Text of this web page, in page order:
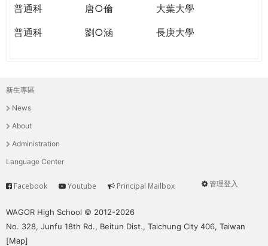
普通科
唐○倫
大葉大學
普通科
劉○涵 長庚大學
主
選
單
新生專區
News
About
Administration
Language Center
User
管理登入
Service
Facebook Youtube Principal Mailbox
WAGOR High School © 2012-2026
No. 328, Junfu 18th Rd., Beitun Dist., Taichung City 406, Taiwan
[Map]